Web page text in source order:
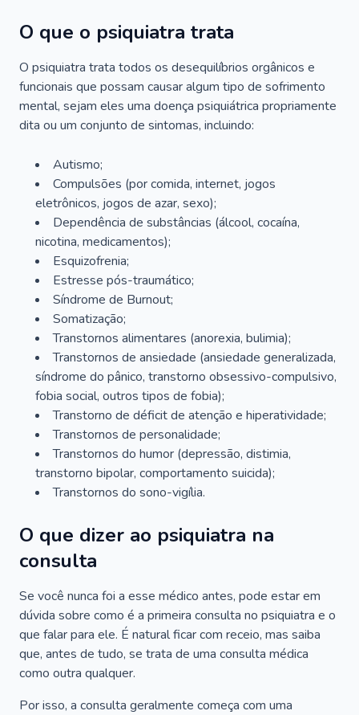
O que o psiquiatra trata
O psiquiatra trata todos os desequilíbrios orgânicos e
funcionais que possam causar algum tipo de sofrimento
mental, sejam eles uma doença psiquiátrica propriamente
dita ou um conjunto de sintomas, incluindo:
Autismo;
Compulsões (por comida, internet, jogos
eletrônicos, jogos de azar, sexo);
Dependência de substâncias (álcool, cocaína,
nicotina, medicamentos);
Esquizofrenia;
Estresse pós-traumático;
Síndrome de Burnout;
Somatização;
Transtornos alimentares (anorexia, bulimia);
Transtornos de ansiedade (ansiedade generalizada,
síndrome do pânico, transtorno obsessivo-compulsivo,
fobia social, outros tipos de fobia);
Transtorno de déficit de atenção e hiperatividade;
Transtornos de personalidade;
Transtornos do humor (depressão, distimia,
transtorno bipolar, comportamento suicida);
Transtornos do sono-vigília.
O que dizer ao psiquiatra na
consulta
Se você nunca foi a esse médico antes, pode estar em
dúvida sobre como é a primeira consulta no psiquiatra e o
que falar para ele. É natural ficar com receio, mas saiba
que, antes de tudo, se trata de uma consulta médica
como outra qualquer.
Por isso, a consulta geralmente começa com uma